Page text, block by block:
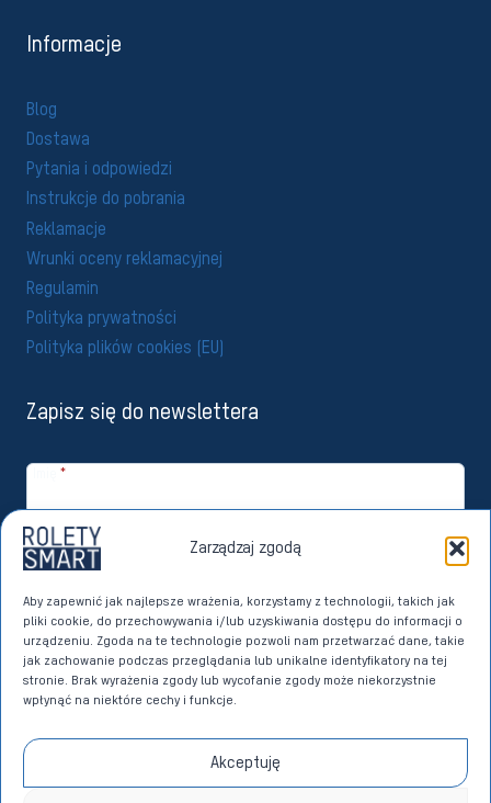
Zarządzaj zgodą
Aby zapewnić jak najlepsze wrażenia, korzystamy z technologii, takich jak
pliki cookie, do przechowywania i/lub uzyskiwania dostępu do informacji o
urządzeniu. Zgoda na te technologie pozwoli nam przetwarzać dane, takie
jak zachowanie podczas przeglądania lub unikalne identyfikatory na tej
stronie. Brak wyrażenia zgody lub wycofanie zgody może niekorzystnie
wpłynąć na niektóre cechy i funkcje.
Akceptuję
Informacje
Blog
Dostawa
Pytania i odpowiedzi
Instrukcje do pobrania
Reklamacje
Wrunki oceny reklamacyjnej
Regulamin
Polityka prywatności
Polityka plików cookies (EU)
Zapisz się do newslettera
*
Email*
Zapisuję się
Wyrażam zgodę na przetwarzanie moich danych osobowych przez
Imperoll sp. z o.o. z siedzibą w Sierakowicach w celach marketingu
bezpośredniego dotyczącego własnych produktów i usług. Dane w
tym celu przetwarzane będą na podstawie art. 6 ust. 1 lit. a)
27 kwietnia 2016 roku w sprawie ochrony osób fizycznych w związku z
przetwarzaniem danych osobowych i w sprawie swobodnego